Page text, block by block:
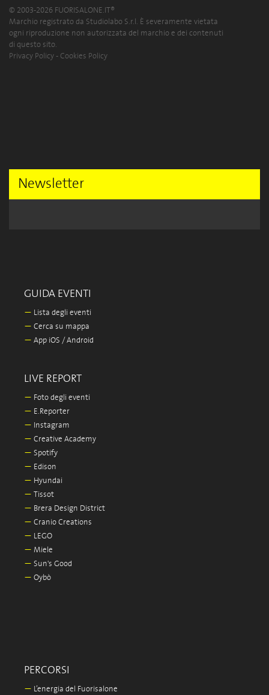
© 2003-2026 FUORISALONE.IT®
Marchio registrato da Studiolabo S.r.l. È severamente vietata
ogni riproduzione non autorizzata del marchio e dei contenuti
di questo sito.
Privacy Policy - Cookies Policy
Newsletter
GUIDA EVENTI
— Lista degli eventi
— Cerca su mappa
— App iOS / Android
LIVE REPORT
— Foto degli eventi
— E.Reporter
— Instagram
— Creative Academy
— Spotify
— Edison
— Hyundai
— Tissot
— Brera Design District
— Cranio Creations
— LEGO
— Miele
— Sun's Good
— Oybò
PERCORSI
— L’energia del Fuorisalone